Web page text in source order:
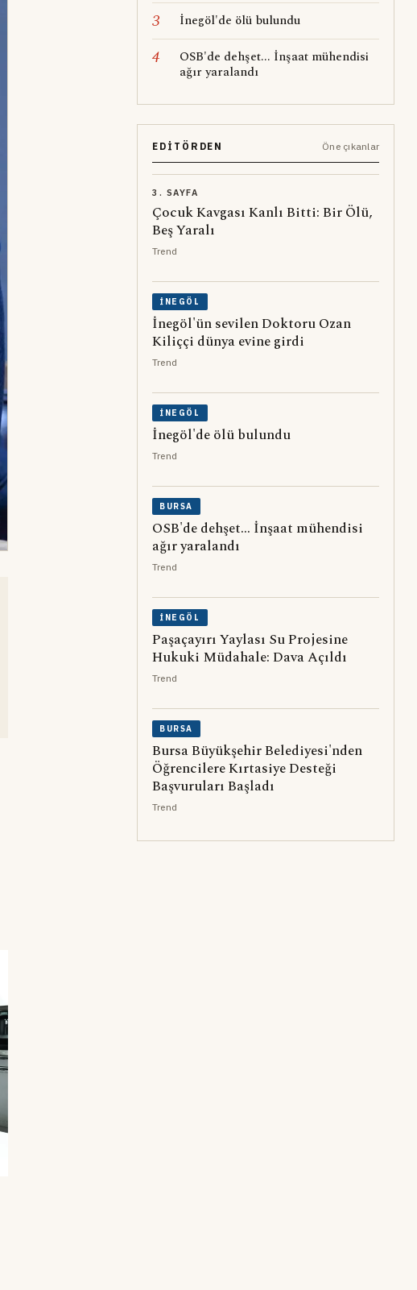
3 İnegöl'de ölü bulundu
4
OSB'de dehşet... İnşaat mühendisi
ağır yaralandı
EDITÖRDEN Öne çıkanlar
3. SAYFA
Çocuk Kavgası Kanlı Bitti: Bir Ölü,
Beş Yaralı
Trend
İNEGÖL
İnegöl'ün sevilen Doktoru Ozan
Kiliççi dünya evine girdi
Trend
İNEGÖL
İnegöl'de ölü bulundu
Trend
BURSA
OSB'de dehşet... İnşaat mühendisi
ağır yaralandı
Trend
İNEGÖL
Paşaçayırı Yaylası Su Projesine
Hukuki Müdahale: Dava Açıldı
Trend
BURSA
Bursa Büyükşehir Belediyesi'nden
Öğrencilere Kırtasiye Desteği
Başvuruları Başladı
Trend